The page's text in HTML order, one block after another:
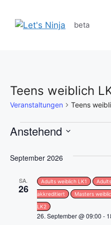
Inhalt
springen
beta
Teens weiblich
Veranstaltungen Teens
Anstehend
a
September 2026
SA.
26
26. September @ 09:00 -
Adults weiblich LK1
akkreditiert Masters
LK2